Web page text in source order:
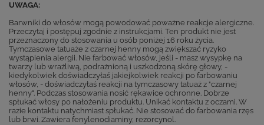
UWAGA:
Barwniki do włosów mogą powodować poważne reakcje alergiczne.
Przeczytaj i postępuj zgodnie z instrukcjami. Ten produkt nie jest
przeznaczony do stosowania u osób poniżej 16 roku życia.
Tymczasowe tatuaże z czarnej henny mogą zwiększać ryzyko
wystąpienia alergii. Nie farbować włosów, jeśli - masz wysypkę na
twarzy lub wrażliwą, podrażnioną i uszkodzoną skórę głowy, -
kiedykolwiek doświadczyłaś jakiejkolwiek reakcji po farbowaniu
włosów, - doświadczyłaś reakcji na tymczasowy tatuaż z "czarnej
henny". Podczas stosowania nosić rękawice ochronne. Dobrze
spłukać włosy po nałożeniu produktu. Unikać kontaktu z oczami. W
razie kontaktu natychmiast spłukać. Nie stosować do farbowania rzęs
lub brwi. Zawiera fenylenodiaminy, rezorcynol.